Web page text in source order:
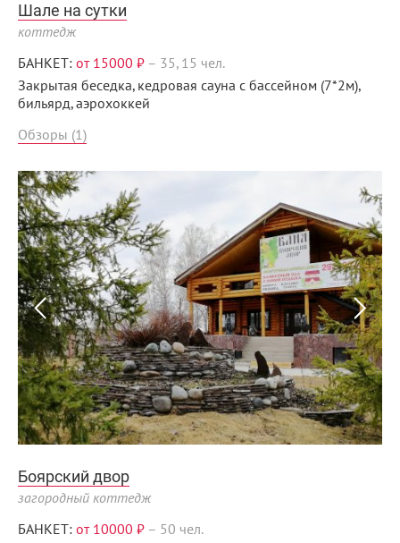
Шале на сутки
коттедж
БАНКЕТ: от 15000 ₽ – 35, 15 чел.
Закрытая беседка, кедровая сауна с бассейном (7*2м),
бильярд, аэрохоккей
Обзоры (1)
Боярский двор
загородный коттедж
БАНКЕТ: от 10000 ₽ – 50 чел.